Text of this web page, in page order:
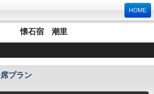
HOME
懐石宿 潮里
プラン